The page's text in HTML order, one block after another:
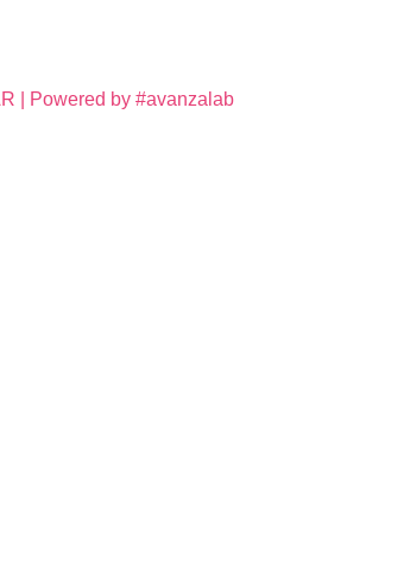
| Powered by #avanzalab